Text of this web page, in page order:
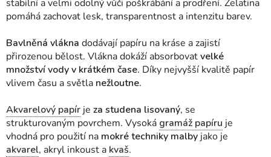
stabilní a velmi odolný vůči poškrábání a prodření. Želatina
pomáhá zachovat lesk, transparentnost a intenzitu barev.
Bavlněná vlákna dodávají papíru na kráse a zajistí
přirozenou bělost. Vlákna dokáží absorbovatvelké
množství vody v krátkém čase. Díky nejvyšší kvalitě papír
vlivem času a světla nežloutne.
Akvarelový papír je za studena lisovaný, se
strukturovaným povrchem. Vysoká gramáž papíru je
vhodná pro použití na mokré techniky malby jako je
akvarel, akryl inkoust a kvaš.